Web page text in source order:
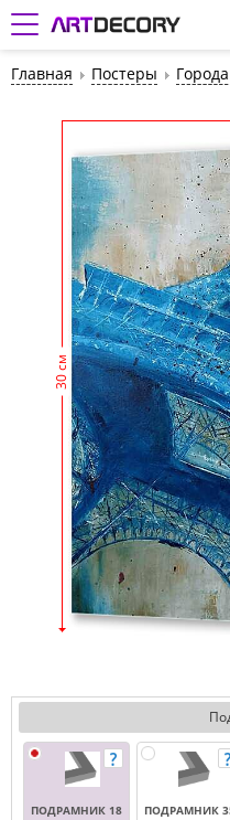
Главная Постеры
30 см
ПОДРАМНИК 18
ПОДРАМНИК